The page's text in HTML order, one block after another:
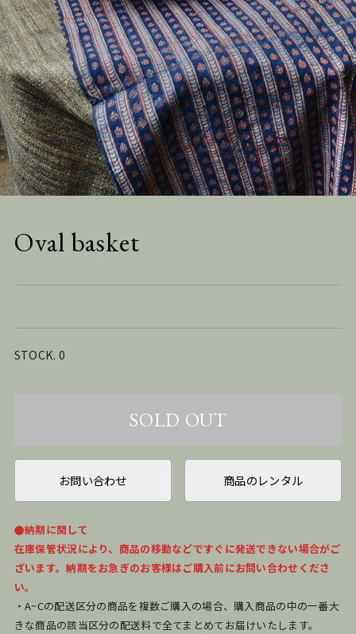
Oval basket
STOCK. 0
お問い合わせ 商品のレンタル
●納期に関して
在庫保管状況により、商品の移動などですぐに発送できない場合がご
ざいます。納期をお急ぎのお客様はご購入前にお問い合わせくださ
い。
・A~Cの配送区分の商品を複数ご購入の場合、購入商品の中の一番大
きな商品の該当区分の配送料で全てまとめてお届けいたします。